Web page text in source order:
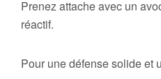
Prenez attache avec un
réactif.
Pour une défense solide et